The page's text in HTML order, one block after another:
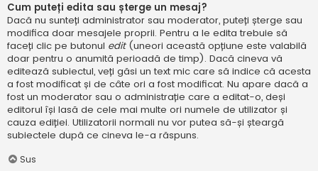
Cum puteți edita sau șterge un mesaj?
Dacă nu sunteți administrator sau moderator, puteți șterge sau
modifica doar mesajele proprii. Pentru a le edita trebuie să
faceți clic pe butonul edit (uneori această opțiune este valabilă
doar pentru o anumită perioadă de timp). Dacă cineva vă
editează subiectul, veți găsi un text mic care să indice că acesta
a fost modificat și de câte ori a fost modificat. Nu apare dacă a
fost un moderator sau o administrație care a editat-o, deși
editorul își lasă de cele mai multe ori numele de utilizator și
cauza ediției. Utilizatorii normali nu vor putea să-și șteargă
subiectele după ce cineva le-a răspuns.
Sus